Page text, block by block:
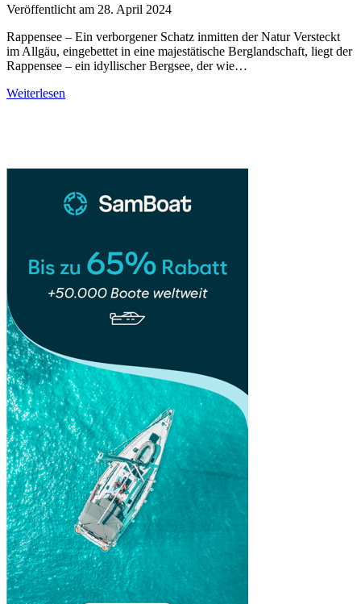
Veröffentlicht am 28. April 2024
Rappensee – Ein verborgener Schatz inmitten der Natur Versteckt
im Allgäu, eingebettet in eine majestätische Berglandschaft, liegt der
Rappensee – ein idyllischer Bergsee, der wie…
Weiterlesen